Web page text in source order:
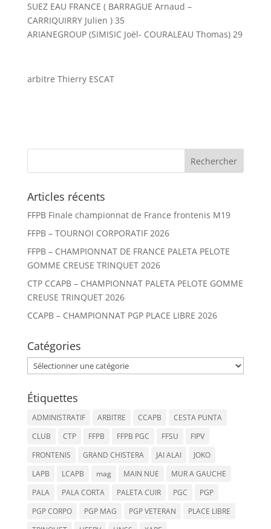
SUEZ EAU FRANCE ( BARRAGUE Arnaud –
CARRIQUIRRY Julien ) 35
ARIANEGROUP (SIMISIC Joël- COURALEAU Thomas) 29
arbitre Thierry ESCAT
Articles récents
FFPB Finale championnat de France frontenis M19
FFPB – TOURNOI CORPORATIF 2026
FFPB – CHAMPIONNAT DE FRANCE PALETA PELOTE
GOMME CREUSE TRINQUET 2026
CTP CCAPB – CHAMPIONNAT PALETA PELOTE GOMME
CREUSE TRINQUET 2026
CCAPB – CHAMPIONNAT PGP PLACE LIBRE 2026
Catégories
Catégories
Étiquettes
ADMINISTRATIF ARBITRE CCAPB
CESTA PUNTA
CLUB
CTP FFPB FFPB PGC FFSU
FIPV
FRONTENIS
GRAND CHISTERA JAI ALAI
JOKO
LAPB
LCAPB mag MAIN NUE
MUR A GAUCHE
PALA
PALA CORTA PALETA CUIR PGC
PGP
PGP CORPO
PGP MAG PGP VETERAN
PLACE LIBRE